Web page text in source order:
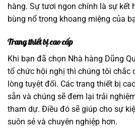
hàng. Sự tươi ngon chính là sự kết
bùng nổ trong khoang miệng của
Trang thiết bị cao cấp
Khi bạn đã chọn Nhà hàng Dũng
tổ chức hội nghị thì chúng tôi chắc
lòng tuyệt đối. Các trang thiết bị
sẵn và chúng sẽ đem lại trải
tham dự. Điều đó sẽ giúp cho sự
suôn sẻ và chuyên nghiệp hơn.